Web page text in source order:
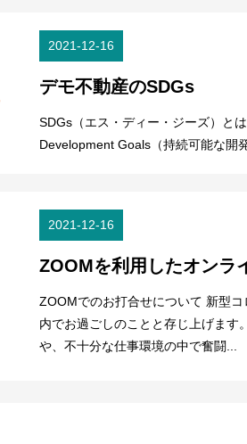
2021-12-16
デモ不動産のSDGs
SDGs（エス・ディー・ジーズ）と
Development Goals（持続可能な開
2021-12-16
ZOOMを利用したオンラ
ZOOMでのお打合せについて 新型
内でお過ごしのことと存じ上げます
や、不十分な仕事環境の中で奮闘...